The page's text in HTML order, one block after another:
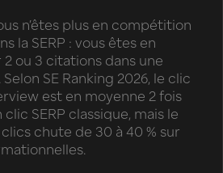
n’êtes plus en compétition
la SERP : vous êtes en
ou 3 citations dans une
. Selon SE Ranking 2026, le clic
est en moyenne 2 fois
clic SERP classique, mais le
chute de 30 à 40 % sur